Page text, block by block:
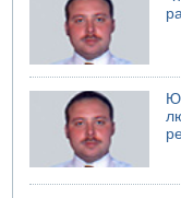
04.08.2026 06:10
Пожар в квартире в